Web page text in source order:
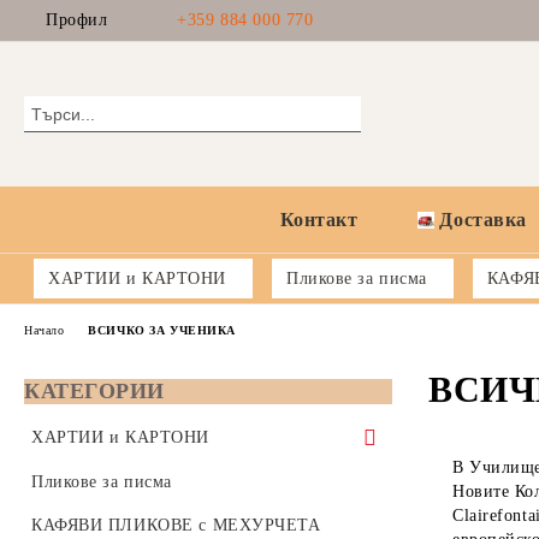
Профил +359 884 000 770
Контакт Доставка
ХАРТИИ и КАРТОНИ Пликове за писма
КАТЕГОРИИ
ХАРТИИ и КАРТОНИ
Копирна хартия 80 gsm - формат А5,
Пликове за писма
КАФЯВИ ПЛИКОВЕ с МЕХУРЧЕТА
Начало ВСИЧКО ЗА УЧЕНИКА
В
Новите